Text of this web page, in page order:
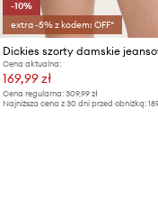
-10%
extra -5% z kodem: OFF*
Dickies szorty damskie
Cena aktualna:
169,99 zł
Cena regularna:309,99 zł
Najniższa cena z 30 dni przed obniżką: